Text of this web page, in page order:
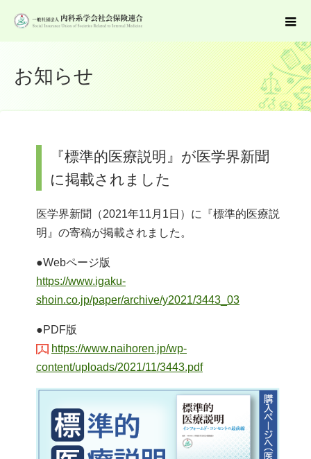
お知らせ
『標準的医療説明』が医学界新聞
に掲載されました
医学界新聞（2021年11月1日）に『標準的医療説
明』の寄稿が掲載されました。
●Webページ版
https://www.igaku-
shoin.co.jp/paper/archive/y2021/3443_03
●PDF版
https://www.naihoren.jp/wp-
content/uploads/2021/11/3443.pdf